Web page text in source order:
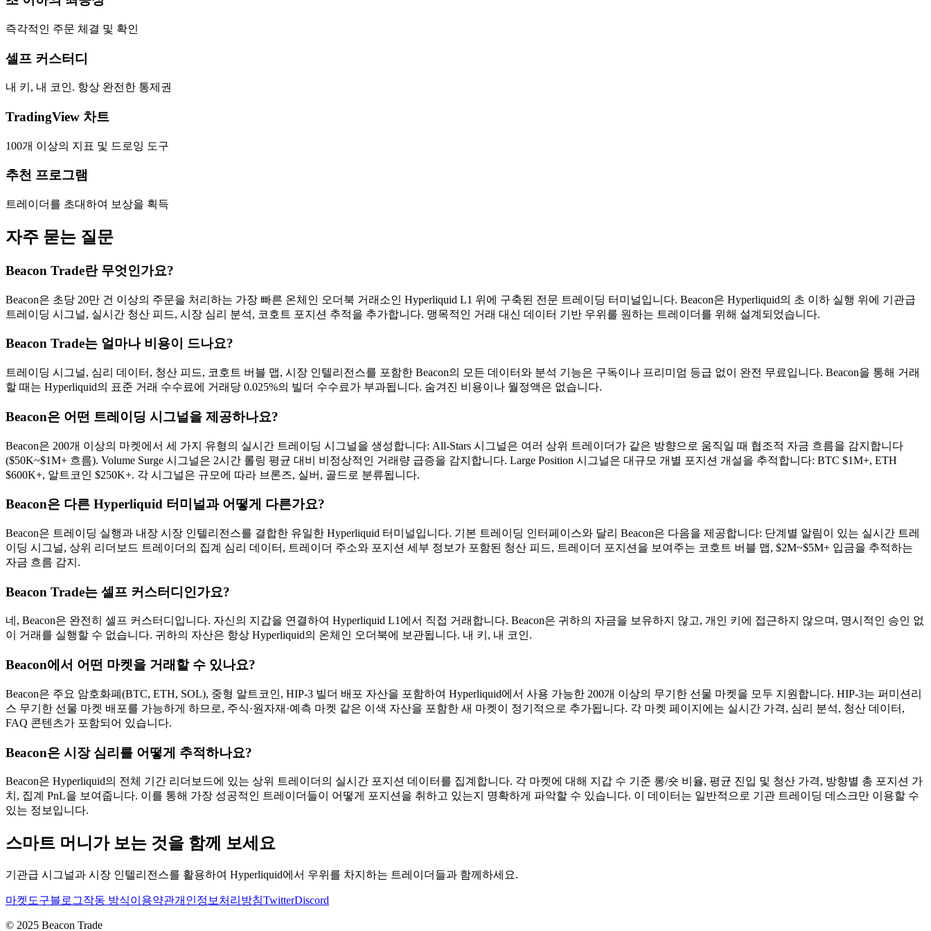
즉각적인 주문 체결 및 확인
셀프 커스터디
내 키, 내 코인. 항상 완전한 통제권
TradingView 차트
100개 이상의 지표 및 드로잉 도구
추천 프로그램
트레이더를 초대하여 보상을 획득
자주 묻는 질문
Beacon Trade란 무엇인가요?
Beacon은 초당 20만 건 이상의 주문을 처리하는 가장 빠른 온체인 오더북 거래소인 Hyperliquid L1 위에 구축된 전문 트레이딩 터미널입니다. Beacon은 Hyperliquid의 초 이하 실행 위에 기관급
트레이딩 시그널, 실시간 청산 피드, 시장 심리 분석, 코호트 포지션 추적을 추가합니다. 맹목적인 거래 대신 데이터 기반 우위를 원하는 트레이더를 위해 설계되었습니다.
Beacon Trade는 얼마나 비용이 드나요?
트레이딩 시그널, 심리 데이터, 청산 피드, 코호트 버블 맵, 시장 인텔리전스를 포함한 Beacon의 모든 데이터와 분석 기능은 구독이나 프리미엄 등급 없이 완전 무료입니다. Beacon을 통해 거래
할 때는 Hyperliquid의 표준 거래 수수료에 거래당 0.025%의 빌더 수수료가 부과됩니다. 숨겨진 비용이나 월정액은 없습니다.
Beacon은 어떤 트레이딩 시그널을 제공하나요?
Beacon은 200개 이상의 마켓에서 세 가지 유형의 실시간 트레이딩 시그널을 생성합니다: All-Stars 시그널은 여러 상위 트레이더가 같은 방향으로 움직일 때 협조적 자금 흐름을 감지합니다
($50K~$1M+ 흐름). Volume Surge 시그널은 2시간 롤링 평균 대비 비정상적인 거래량 급증을 감지합니다. Large Position 시그널은 대규모 개별 포지션 개설을 추적합니다: BTC $1M+, ETH
$600K+, 알트코인 $250K+. 각 시그널은 규모에 따라 브론즈, 실버, 골드로 분류됩니다.
Beacon은 다른 Hyperliquid 터미널과 어떻게 다른가요?
Beacon은 트레이딩 실행과 내장 시장 인텔리전스를 결합한 유일한 Hyperliquid 터미널입니다. 기본 트레이딩 인터페이스와 달리 Beacon은 다음을 제공합니다: 단계별 알림이 있는 실시간 트레
이딩 시그널, 상위 리더보드 트레이더의 집계 심리 데이터, 트레이더 주소와 포지션 세부 정보가 포함된 청산 피드, 트레이더 포지션을 보여주는 코호트 버블 맵, $2M~$5M+ 입금을 추적하는
자금 흐름 감지.
Beacon Trade는 셀프 커스터디인가요?
네, Beacon은 완전히 셀프 커스터디입니다. 자신의 지갑을 연결하여 Hyperliquid L1에서 직접 거래합니다. Beacon은 귀하의 자금을 보유하지 않고, 개인 키에 접근하지 않으며, 명시적인 승인 없
이 거래를 실행할 수 없습니다. 귀하의 자산은 항상 Hyperliquid의 온체인 오더북에 보관됩니다. 내 키, 내 코인.
Beacon에서 어떤 마켓을 거래할 수 있나요?
Beacon은 주요 암호화폐(BTC, ETH, SOL), 중형 알트코인, HIP-3 빌더 배포 자산을 포함하여 Hyperliquid에서 사용 가능한 200개 이상의 무기한 선물 마켓을 모두 지원합니다. HIP-3는 퍼미션리
스 무기한 선물 마켓 배포를 가능하게 하므로, 주식·원자재·예측 마켓 같은 이색 자산을 포함한 새 마켓이 정기적으로 추가됩니다. 각 마켓 페이지에는 실시간 가격, 심리 분석, 청산 데이터,
FAQ 콘텐츠가 포함되어 있습니다.
Beacon은 시장 심리를 어떻게 추적하나요?
Beacon은 Hyperliquid의 전체 기간 리더보드에 있는 상위 트레이더의 실시간 포지션 데이터를 집계합니다. 각 마켓에 대해 지갑 수 기준 롱/숏 비율, 평균 진입 및 청산 가격, 방향별 총 포지션 가
치, 집계 PnL을 보여줍니다. 이를 통해 가장 성공적인 트레이더들이 어떻게 포지션을 취하고 있는지 명확하게 파악할 수 있습니다. 이 데이터는 일반적으로 기관 트레이딩 데스크만 이용할 수
있는 정보입니다.
스마트 머니가 보는 것을 함께 보세요
기관급 시그널과 시장 인텔리전스를 활용하여 Hyperliquid에서 우위를 차지하는 트레이더들과 함께하세요.
마켓 도구블로그작동 방식이용약관개인정보처리방침TwitterDiscord
© 2025 Beacon Trade